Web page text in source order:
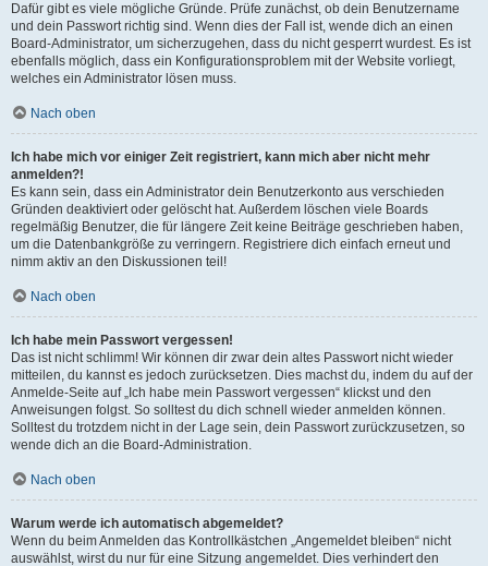
Dafür gibt es viele mögliche Gründe. Prüfe zunächst, ob dein Benutzername
und dein Passwort richtig sind. Wenn dies der Fall ist, wende dich an einen
Board-Administrator, um sicherzugehen, dass du nicht gesperrt wurdest. Es ist
ebenfalls möglich, dass ein Konfigurationsproblem mit der Website vorliegt,
welches ein Administrator lösen muss.
Nach oben
Ich habe mich vor einiger Zeit registriert, kann mich aber nicht mehr
anmelden?!
Es kann sein, dass ein Administrator dein Benutzerkonto aus verschieden
Gründen deaktiviert oder gelöscht hat. Außerdem löschen viele Boards
regelmäßig Benutzer, die für längere Zeit keine Beiträge geschrieben haben,
um die Datenbankgröße zu verringern. Registriere dich einfach erneut und
nimm aktiv an den Diskussionen teil!
Nach oben
Ich habe mein Passwort vergessen!
Das ist nicht schlimm! Wir können dir zwar dein altes Passwort nicht wieder
mitteilen, du kannst es jedoch zurücksetzen. Dies machst du, indem du auf der
Anmelde-Seite auf „Ich habe mein Passwort vergessen“ klickst und den
Anweisungen folgst. So solltest du dich schnell wieder anmelden können.
Solltest du trotzdem nicht in der Lage sein, dein Passwort zurückzusetzen, so
wende dich an die Board-Administration.
Nach oben
Warum werde ich automatisch abgemeldet?
Wenn du beim Anmelden das Kontrollkästchen „Angemeldet bleiben“ nicht
auswählst, wirst du nur für eine Sitzung angemeldet. Dies verhindert den